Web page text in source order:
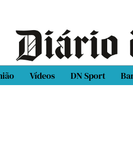
Vídeos DN Sport